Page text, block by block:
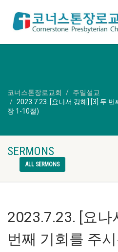
코너스톤장로교회
주일설교
2023.7.23. [요나서 강해] [3] 두
장 1-10절)
SERMONS
ALL SERMONS
2023.7.23. [요나
번째 기회를 주